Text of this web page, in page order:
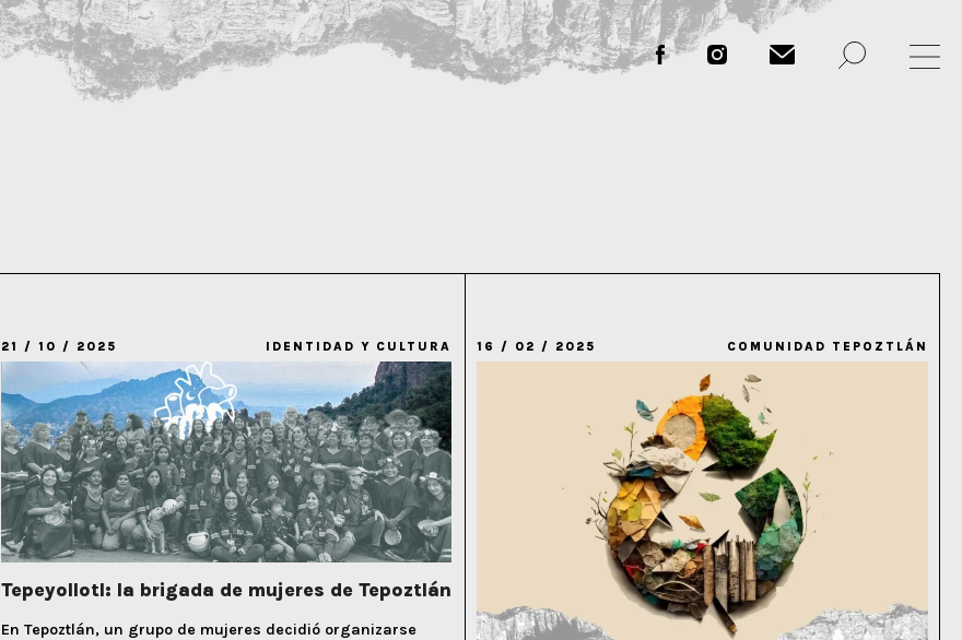
21 / 10 / 2025 IDENTIDAD Y CULTURA
Tepeyollotl: la brigada de mujeres de Tepoztlán
En Tepoztlán, un grupo de mujeres decidió organizarse
16 / 02 / 2025 COMUNIDAD TEPOZTLÁN